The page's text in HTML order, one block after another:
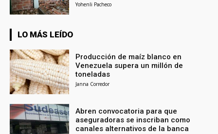
Yohenli Pacheco
LO MÁS LEÍDO
Producción de maíz blanco en
Venezuela supera un millón de
toneladas
Janna Corredor
Abren convocatoria para que
aseguradoras se inscriban como
canales alternativos de la banca